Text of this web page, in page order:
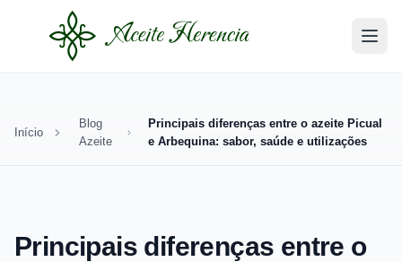
Início
Blog
Azeite
Principais diferenças entre o azeite Picual
e Arbequina: sabor, saúde e utilizações
Principais diferenças entre o